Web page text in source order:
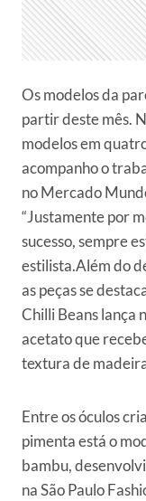
Os modelos da
partir deste mês.
modelos em
acompanho o
no Mercado
“Justamente por
sucesso, sempre
estilista.Além do
as peças se
Chilli Beans lança
acetato que
textura de
Entre os óculos
pimenta está o
bambu,
na São Paulo